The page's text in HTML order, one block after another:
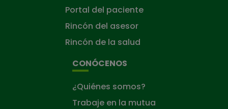
Portal del paciente
Rincón del asesor
Rincón de la salud
CONÓCENOS
¿Quiénes somos?
Trabaje en la mutua